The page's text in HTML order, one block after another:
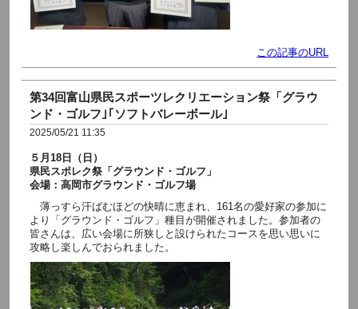
この記事のURL
第34回富山県民スポーツレクリエーション祭「グラウ
ンド・ゴルフ｣｢ソフトバレーボール｣
2025/05/21 11:35
５月18日（日）
県民スポレク祭「グラウンド・ゴルフ」
会場：高岡市グラウンド・ゴルフ場
薄っすら汗ばむほどの快晴に恵まれ、161名の愛好家の参加に
より「グラウンド・ゴルフ」種目が開催されました。参加者の
皆さんは、広い会場に所狭しと設けられたコースを思い思いに
攻略し楽しんでおられました。